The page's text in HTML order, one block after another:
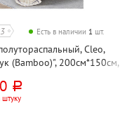
Есть в наличии 1 шт.
Cleo,
(Bamboo)", 200см*150см,
руб.